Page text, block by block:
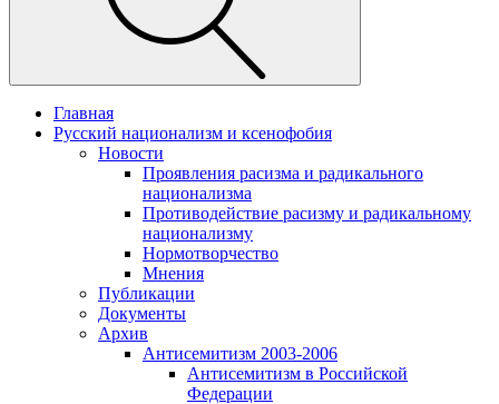
Главная
Русский национализм и ксенофобия
Новости
Проявления расизма и радикального
национализма
Противодействие расизму и радикальному
национализму
Нормотворчество
Мнения
Публикации
Документы
Архив
Антисемитизм 2003-2006
Антисемитизм в Российской
Федерации